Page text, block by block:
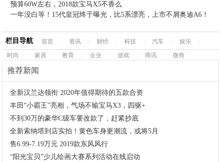
预算60W左右，2018款宝马X5不香么
一年没白等！15代皇冠终于曝光，比5系漂亮，上市不屑奥迪A6！
栏目导航 首页 资讯 财经 科技 汽车 娱乐
时尚
家居 教育 企业 游戏 商讯 微商
推荐新闻
·全新汉兰达领衔 2020年值得期待的五款合资
·丰田“小霸王”亮相，气场不输宝马X3，四驱+
·不到30万的豪华C级车要改款了，赶紧抄底
·全新索纳塔到店实拍！黄色车身更潮流，或将5月
·售6.99-7.19万元 2019款东风风行
·“阳光宝贝”少儿绘画大赛系列活动在线启动